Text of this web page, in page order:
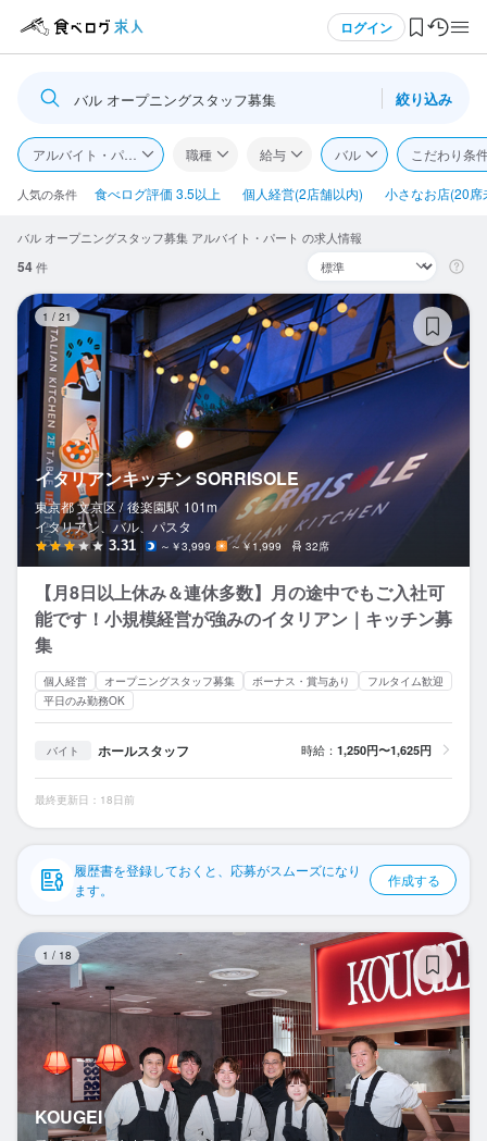
ログイン
ログイン・無料会員登録
食べログ求人TOP
求人検索
閲覧履歴
気になる求人
検索履歴・保存した条件
応募履歴
WEB履歴書
スカウト・メルマガ受信設定
ヘルプ・お問い合わせフォーム
掲載をご検討の店舗様へ
プライバシーポリシー
利用規約
企業情報
バル オープニングスタッフ募集 絞り込み
アルバイト・パート 職種 給与 バル こだわり条
人気の条件 食べログ評価 3.5以上 個人経営(2店舗以内) 小さなお店(20席
バル オープニングスタッフ募集 アルバイト・パート の求人情報
54件
1 / 21
イタリアンキッチン SORRISOLE
東京都 文京区 / 後楽園駅 101m
イタリアン、バル、パスタ
3.31 ～￥3,999 ～￥1,999 32席
【月8日以上休み＆連休多数】月の途中でもご入社可
能です！小規模経営が強みのイタリアン｜キッチン募
集
個人経営 オープニングスタッフ募集 ボーナス・賞与あり
フルタイム歓迎
平日のみ勤務OK
バイト ホールスタッフ 時給： 1,250円〜1,625円
最終更新日：18日前
履歴書を登録しておくと、応募がスムーズになり
ます。
作成する
1 / 18
KOUGEI